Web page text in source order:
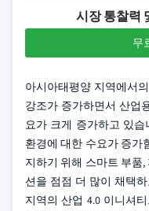
시장 통찰력
무
아시아태평양 지역에서
강조가 증가하면서 산업
요가 크게 증가하고 있
환경에 대한 수요가 증가
지하기 위해 스마트 부품
션을 점점 더 많이 채택
지역의 산업 4.0 이니셔